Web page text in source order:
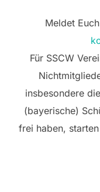
Meldet
Für SSCW
insbesondere
(bayerische)
frei haben,